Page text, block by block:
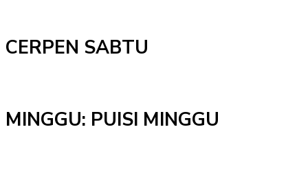
CERPEN SABTU
MINGGU: PUISI MINGGU